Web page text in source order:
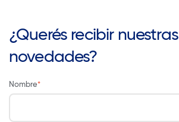
¿Querés recibir nuestras
novedades?
Nombre*